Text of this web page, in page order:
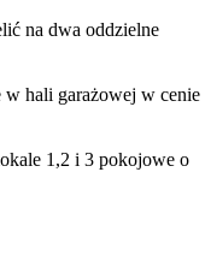
na dwa oddzielne
hali garażowej w cenie
1,2 i 3 pokojowe o